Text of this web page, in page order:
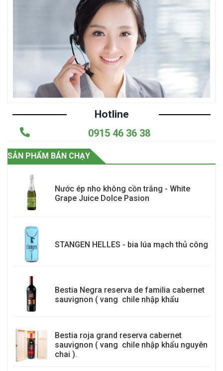
Hotline
0915 46 36 38
SẢN PHẨM BÁN CHẠY
Nước ép nho không cồn trắng - White
Grape Juice Dolce Pasion
STANGEN HELLES - bia lúa mạch thủ công
Bestia Negra reserva de familia cabernet
sauvignon ( vang chile nhập khẩu
Bestia roja grand reserva cabernet
sauvignon ( vang chile nhập khẩu nguyên
chai ).